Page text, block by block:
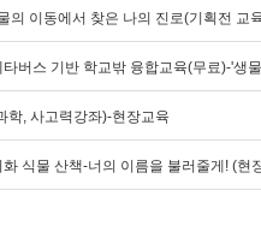
의 이동에서 찾은 나의 진로(기획전 교
버스 기반 학교밖 융합교육(무료)-'생
학, 사고력강좌)-현장교육
식물 산책-너의 이름을 불러줄게! (현